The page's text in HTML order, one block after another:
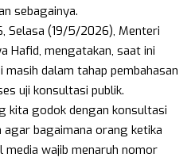
sebagainya.
Selasa (19/5/2026), Menteri
Hafid, mengatakan, saat ini
masih dalam tahap pembahasan
uji konsultasi publik.
kita godok dengan konsultasi
agar bagaimana orang ketika
media wajib menaruh nomor